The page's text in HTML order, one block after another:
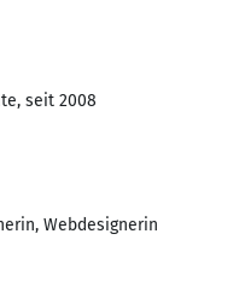
seit 2008
Webdesignerin